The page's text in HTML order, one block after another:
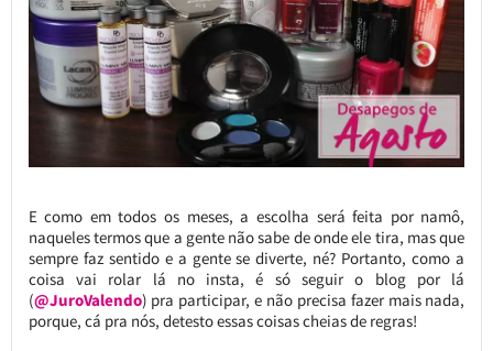
E como em todos os meses, a escolha será feita por namô,
naqueles termos que a gente não sabe de onde ele tira, mas que
sempre faz sentido e a gente se diverte, né? Portanto, como a
coisa vai rolar lá no insta, é só seguir o blog por lá
(@JuroValendo) pra participar, e não precisa fazer mais nada,
porque, cá pra nós, detesto essas coisas cheias de regras!